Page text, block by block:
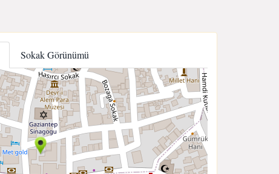
Sokak Görünümü